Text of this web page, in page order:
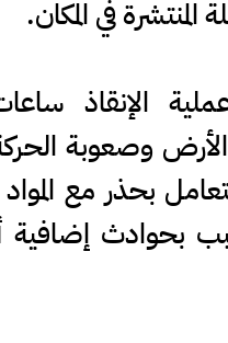
المنتشرة في المكان.
الإنقاذ
وصعوبة
بحذر مع المواد
بحوادث إضافية